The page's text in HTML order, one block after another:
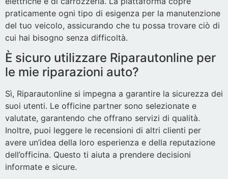
praticamente ogni tipo di esigenza per la manutenzione
del tuo veicolo, assicurando che tu possa trovare ciò di
cui hai bisogno senza difficoltà.
È sicuro utilizzare Riparautonline per
le mie riparazioni auto?
Sì, Riparautonline si impegna a garantire la sicurezza dei
suoi utenti. Le officine partner sono selezionate e
valutate, garantendo che offrano servizi di qualità.
Inoltre, puoi leggere le recensioni di altri clienti per
avere un’idea della loro esperienza e della reputazione
dell’officina. Questo ti aiuta a prendere decisioni
informate e sicure.